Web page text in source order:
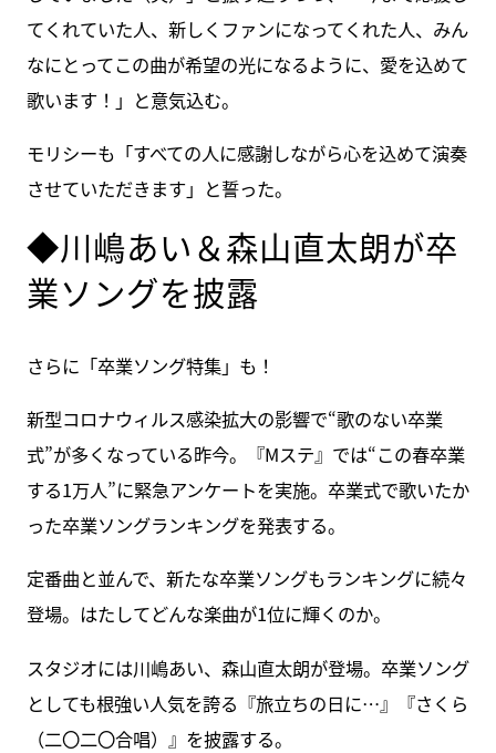
てくれていた人、新しくファンになってくれた人、みん
なにとってこの曲が希望の光になるように、愛を込めて
歌います！」と意気込む。
モリシーも「すべての人に感謝しながら心を込めて演奏
させていただきます」と誓った。
◆川嶋あい＆森山直太朗が卒
業ソングを披露
さらに「卒業ソング特集」も！
新型コロナウィルス感染拡大の影響で“歌のない卒業
式”が多くなっている昨今。『Mステ』では“この春卒業
する1万人”に緊急アンケートを実施。卒業式で歌いたか
った卒業ソングランキングを発表する。
定番曲と並んで、新たな卒業ソングもランキングに続々
登場。はたしてどんな楽曲が1位に輝くのか。
スタジオには川嶋あい、森山直太朗が登場。卒業ソング
としても根強い人気を誇る『旅立ちの日に…』『さくら
（二〇二〇合唱）』を披露する。